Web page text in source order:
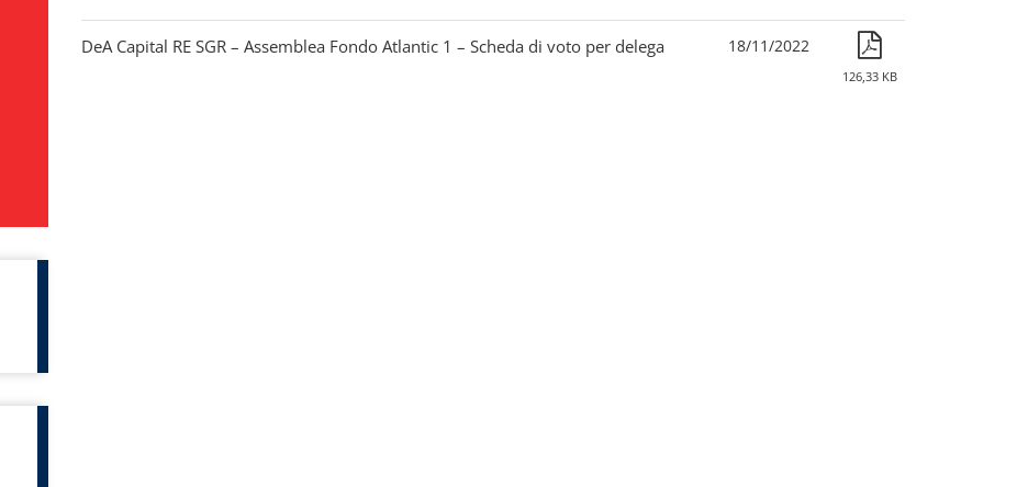
DeA Capital RE SGR – Assemblea Fondo Atlantic 1 – Scheda di voto per delega 18/11/2022
126,33 KB